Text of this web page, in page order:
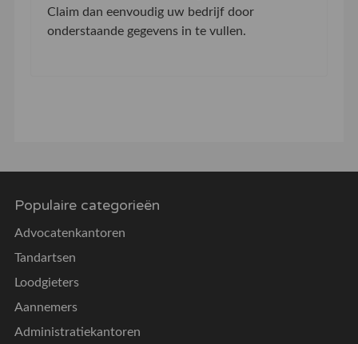
Claim dan eenvoudig uw bedrijf door
onderstaande gegevens in te vullen.
Populaire categorieën
Advocatenkantoren
Tandartsen
Loodgieters
Aannemers
Administratiekantoren